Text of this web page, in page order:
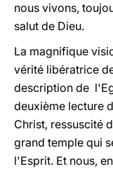
nous vivons,
salut de Dieu.
La magnifique
vérité libératrice
description de
deuxième lecture
Christ, ressuscité
grand temple qui
l'Esprit. Et nous,